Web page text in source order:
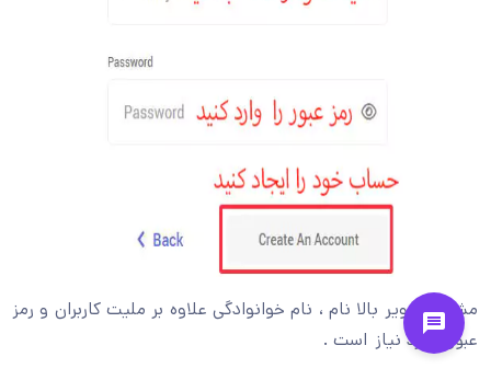
مشابه تصویر بالا نام ، نام خوانوادگی علاوه بر ملیت کاربران و رمز
عبور مورد نیاز است .